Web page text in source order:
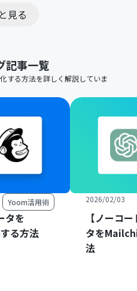
見る
記事一覧
する方法を詳しく解説していま
Yoom活用術
タを
る方法
2026/02/03
【ノーコ
タを
法